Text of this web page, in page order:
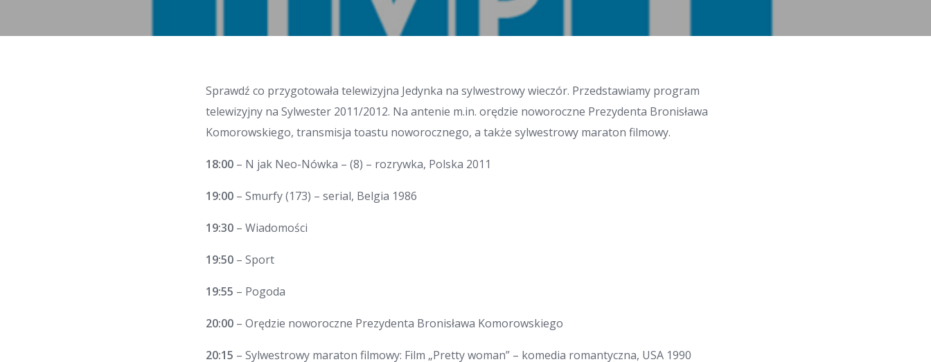
Sprawdź co przygotowała telewizyjna Jedynka na sylwestrowy wieczór. Przedstawiamy program
telewizyjny na Sylwester 2011/2012. Na antenie m.in. orędzie noworoczne Prezydenta Bronisława
Komorowskiego, transmisja toastu noworocznego, a także sylwestrowy maraton filmowy.
18:00 – N jak Neo-Nówka – (8) – rozrywka, Polska 2011
19:00 – Smurfy (173) – serial, Belgia 1986
19:30 – Wiadomości
19:50 – Sport
19:55 – Pogoda
20:00 – Orędzie noworoczne Prezydenta Bronisława Komorowskiego
20:15 – Sylwestrowy maraton filmowy: Film „Pretty woman” – komedia romantyczna, USA 1990